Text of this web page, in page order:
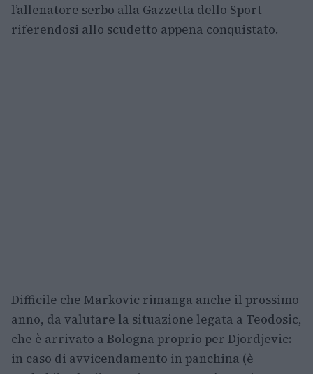
l’allenatore serbo alla Gazzetta dello Sport
riferendosi allo scudetto appena conquistato.
Difficile che Markovic rimanga anche il prossimo
anno, da valutare la situazione legata a Teodosic,
che è arrivato a Bologna proprio per Djordjevic:
in caso di avvicendamento in panchina (è